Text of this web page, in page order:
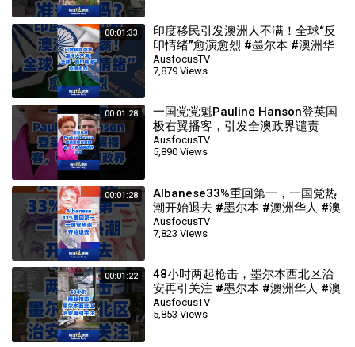
00:01:33
印度移民引发澳洲人不满！全球“反
印情绪”愈演愈烈 #墨尔本 #澳洲华
人 #澳洲生活 #australia #每日说澳
洲
AusfocusTV
7,879 Views
00:01:28
一国党党魁Pauline Hanson登英国
极右翼播客，引发全澳政界谴责
#australia #澳洲生活 #墨尔本 #澳
洲华人 #每日说澳洲
AusfocusTV
5,890 Views
00:01:28
Albanese33%重回第一，一国党热
潮开始退去 #墨尔本 #澳洲华人 #澳
洲生活 #australia #每日说澳洲
AusfocusTV
7,823 Views
00:01:22
48小时两起枪击，墨尔本西北区治
安再引关注 #墨尔本 #澳洲华人 #澳
洲生活 #australia #每日说澳洲
AusfocusTV
5,853 Views